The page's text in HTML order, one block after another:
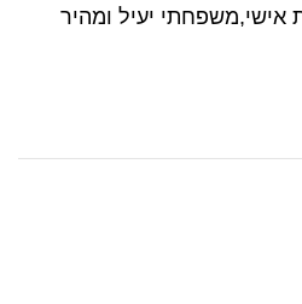
יעיל ומהיר